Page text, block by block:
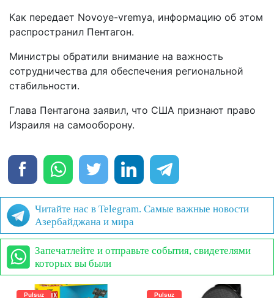
Как передает Novoye-vremya, информацию об этом
распространил Пентагон.
Министры обратили внимание на важность
сотрудничества для обеспечения региональной
стабильности.
Глава Пентагона заявил, что США признают право
Израиля на самооборону.
Читайте нас в Telegram. Самые важные новости
Азербайджана и мира
Запечатлейте и отправьте события, свидетелями
которых вы были